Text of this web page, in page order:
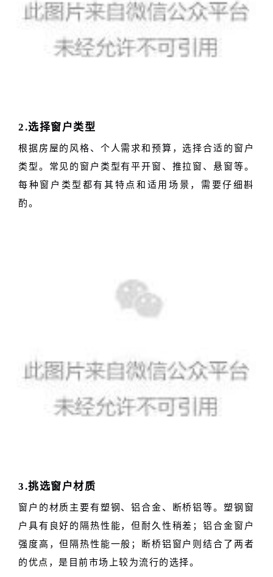
2.选择窗户类型
根据房屋的风格、个人需求和预算，选择合适的窗户
类型。常见的窗户类型有平开窗、推拉窗、悬窗等。
每种窗户类型都有其特点和适用场景，需要仔细斟
酌。
3.挑选窗户材质
窗户的材质主要有塑钢、铝合金、断桥铝等。塑钢窗
户具有良好的隔热性能，但耐久性稍差；铝合金窗户
强度高，但隔热性能一般；断桥铝窗户则结合了两者
的优点，是目前市场上较为流行的选择。